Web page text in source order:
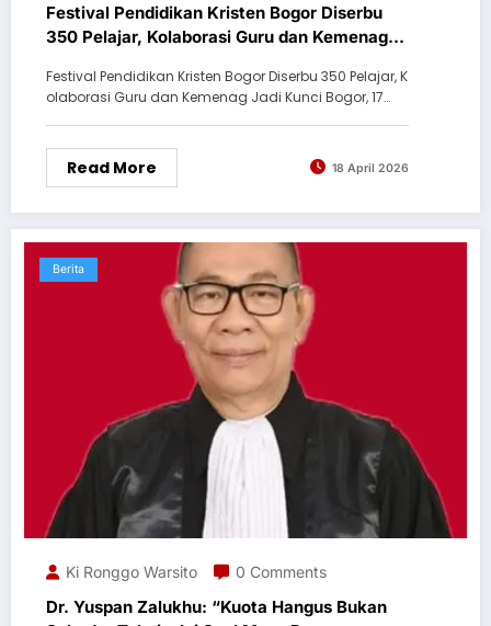
Festival Pendidikan Kristen Bogor Diserbu
350 Pelajar, Kolaborasi Guru dan Kemenag
Festival Pendidikan Kristen Bogor Diserbu 350 Pelajar, K
olaborasi Guru dan Kemenag Jadi Kunci Bogor, 17…
Read More 18 April 2026
Berita
Ki Ronggo Warsito 0 Comments
Dr. Yuspan Zalukhu: “Kuota Hangus Bukan